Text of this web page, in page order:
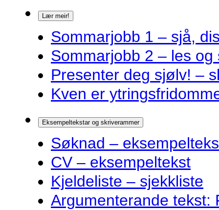
Lær meir!
Sommarjobb 1 – sjå,
Sommarjobb 2 – les og
Presenter deg sjølv! –
Kven er
Eksempeltekstar og skriverammer
Søknad –
CV – eksempeltekst
Kjeldeliste – sjekkliste
Argumenterande tekst: